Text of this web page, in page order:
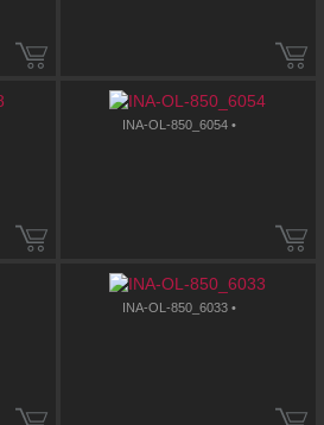
INA-OL-850_6054 •
INA-OL-850_6033 •